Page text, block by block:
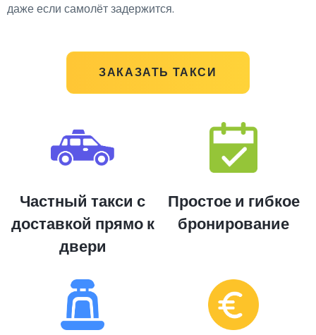
ЗАКАЗАТЬ ТАКСИ
даже если самолёт задержится.
Частный такси с
доставкой прямо к
двери
Простое и гибкое
бронирование